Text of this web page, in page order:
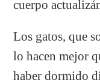
cuerpo
Los gatos, que
lo hacen mejor
haber dormido